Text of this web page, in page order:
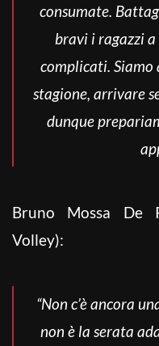
consumate.
bravi i ragazzi
complicati. Siamo
stagione, arrivare
dunque
Bruno Mossa De
Volley):
“Non c’è ancora
non è la serata